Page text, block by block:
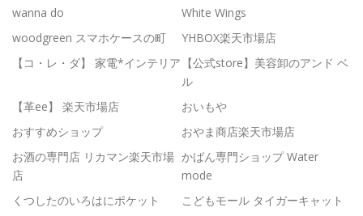
wanna do
White Wings
woodgreen スマホケースの町
YHBOX楽天市場店
【コ・レ・ダ】 家電*インテリア 【公式store】美容卸のアンド ベ
ル
【革ee】 楽天市場店
おいもや
おすすめショップ
おやま商店楽天市場店
お酒の専門店 リカマン楽天市場
店
かばん専門ショップ Water
mode
くつしたのいろはにポケット
こどもモール タイガーキャット